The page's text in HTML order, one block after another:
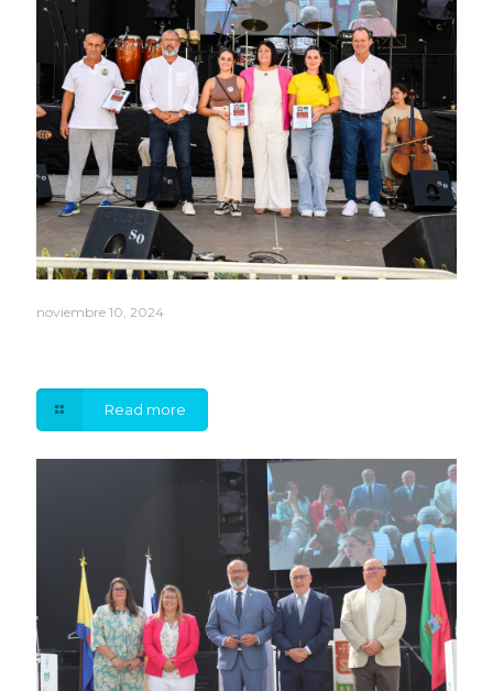
noviembre 10, 2024
Read more